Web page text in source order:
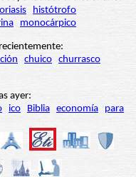
histótrofo
monocárpico
chuico churrasco
ayer:
ico Biblia economía para